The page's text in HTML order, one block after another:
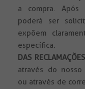
a compra. Após
poderá ser
expõem
específica.
DAS
através do nosso
ou através de